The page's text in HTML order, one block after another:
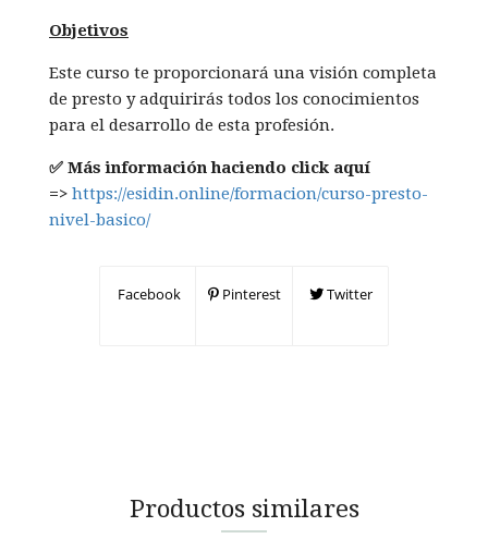
Objetivos
Este curso te proporcionará una visión completa
de presto y adquirirás todos los conocimientos
para el desarrollo de esta profesión.
✅ Más información haciendo click aquí
=> https://esidin.online/formacion/curso-presto-
nivel-basico/
Facebook Pinterest Twitter
Productos similares